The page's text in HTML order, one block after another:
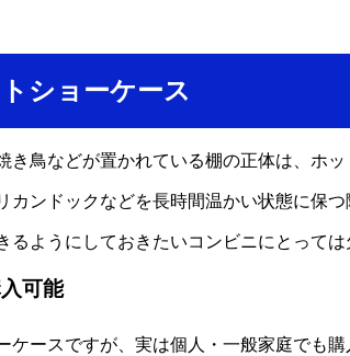
ショーケース
鳥などが置かれている棚の正体は、ホッ
ンドックなどを長時間温かい状態に保つ
ようにしておきたいコンビニにとっては
可能
ケースですが、実は個人・一般家庭でも